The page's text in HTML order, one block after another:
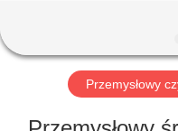
O
Przemysłowy